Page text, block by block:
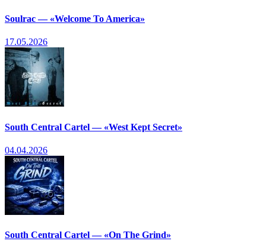
Soulrac — «Welcome To America»
17.05.2026
South Central Cartel — «West Kept Secret»
04.04.2026
South Central Cartel — «On The Grind»